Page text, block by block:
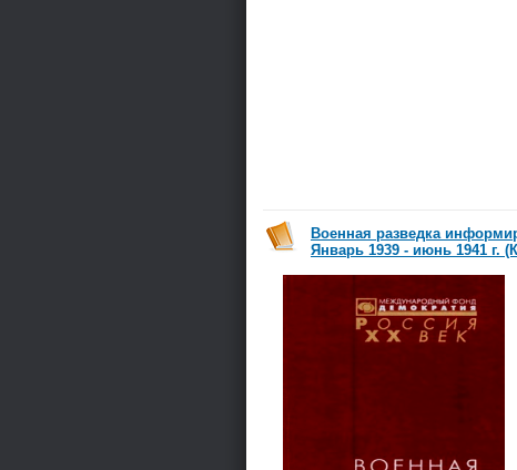
Военная разведка
Январь 1939 - июнь 1941 г.